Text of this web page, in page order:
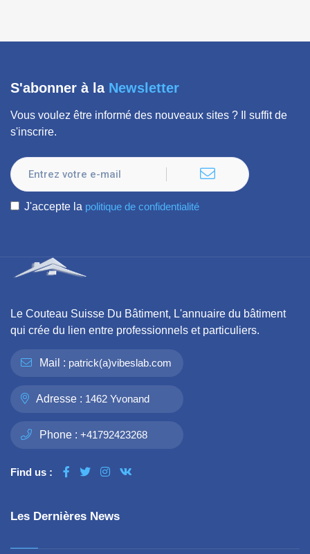
S'abonner à la Newsletter
Vous voulez être informé des nouveaux sites ? Il suffit de
s'inscrire.
J'accepte la politique de confidentialité
Le Couteau Suisse Du Bâtiment, L'annuaire du bâtiment
qui crée du lien entre professionnels et particuliers.
Mail : patrick(a)vibeslab.com
Adresse : 1462 Yvonand
Phone : +41792423268
Find us :
Les Dernières News